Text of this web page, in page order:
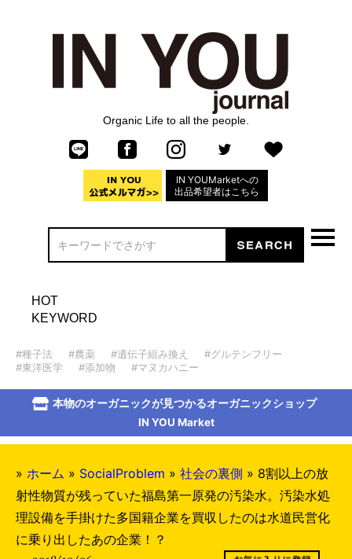
Organic Life to all the people.
IN YOUMarketへの
出品希望者はこちら
HOT
KEYWORD
#種子法 #農薬 #遺伝子組み換え
#グルテンフリー
#東洋医学
#添加物 #マヌカハニー
本物のオーガニックが見つかるオーガニックショップ
IN YOU Market
» ホーム » SocialProblem » 社会の裏側 » 8割以上の放
射性物質が残っていた福島第一原発の汚染水。汚染水処
理設備を手掛けた多国籍企業を買収したのは水道民営化
に乗り出したあの企業！？